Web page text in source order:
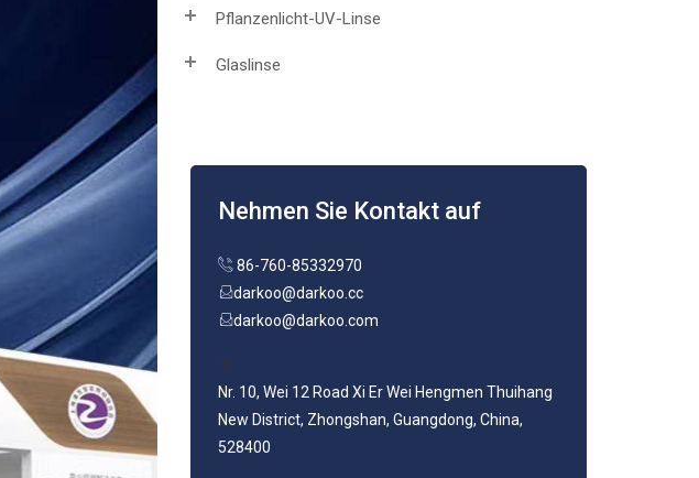
Pflanzenlicht-UV-Linse
Glaslinse
Nehmen Sie Kontakt auf
86-760-85332970
darkoo@darkoo.cc
darkoo@darkoo.com
Nr. 10, Wei 12 Road Xi Er Wei Hengmen Thuihang
New District, Zhongshan, Guangdong, China,
528400